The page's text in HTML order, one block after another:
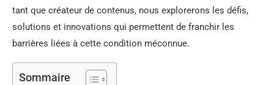
tant que créateur de contenus, nous explorerons les défis,
solutions et innovations qui permettent de franchir les
barrières liées à cette condition méconnue.
Sommaire